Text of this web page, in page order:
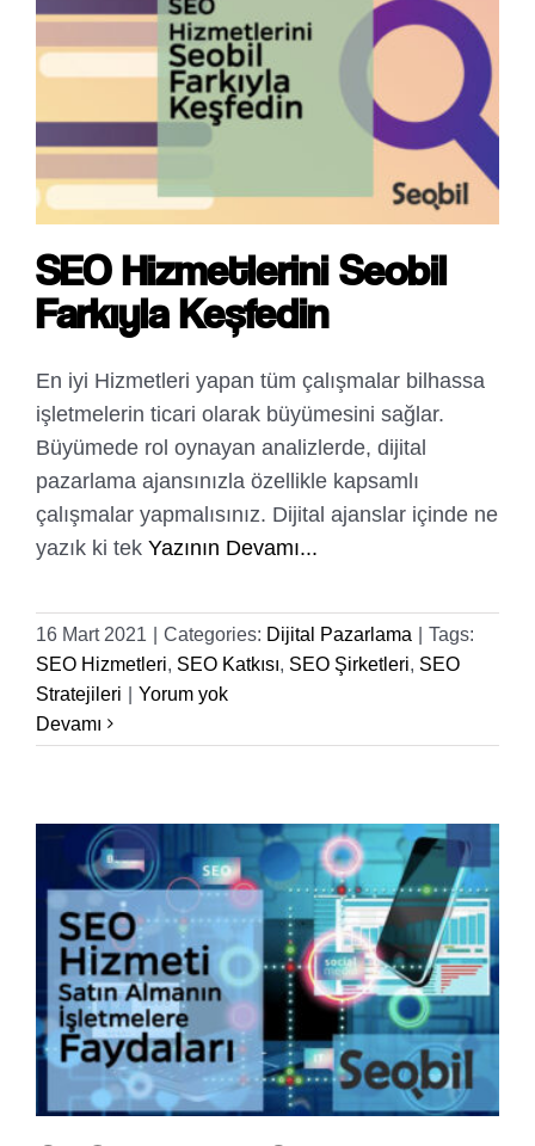
SEO Hizmetlerini Seobil
Farkıyla Keşfedin
En iyi Hizmetleri yapan tüm çalışmalar bilhassa
işletmelerin ticari olarak büyümesini sağlar.
Büyümede rol oynayan analizlerde, dijital
pazarlama ajansınızla özellikle kapsamlı
çalışmalar yapmalısınız. Dijital ajanslar içinde ne
yazık ki tek Yazının Devamı...
16 Mart 2021 Categories: Dijital Pazarlama
Tags:
SEO Hizmetleri, SEO Katkısı, SEO Şirketleri, SEO
Stratejileri
Yorum yok
Devamı